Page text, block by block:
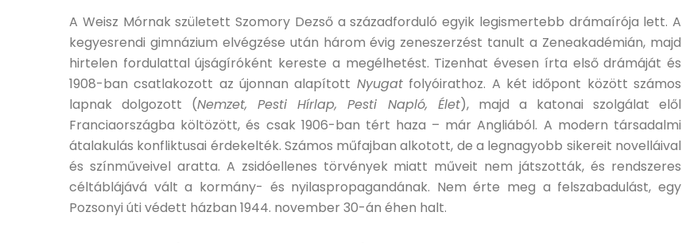
A Weisz Mórnak született Szomory Dezső a századforduló egyik legismertebb drámaírója lett. A
kegyesrendi gimnázium elvégzése után három évig zeneszerzést tanult a Zeneakadémián, majd
hirtelen fordulattal újságíróként kereste a megélhetést. Tizenhat évesen írta első drámáját és
1908-ban csatlakozott az újonnan alapított Nyugatfolyóirathoz. A két időpont között számos
lapnak dolgozott (Nemzet, Pesti Hírlap, Pesti Napló, Élet), majd a katonai szolgálat elől
Franciaországba költözött, és csak 1906-ban tért haza – már Angliából. A modern társadalmi
átalakulás konfliktusai érdekelték. Számos műfajban alkotott, de a legnagyobb sikereit novelláival
és színműveivel aratta. A zsidóellenes törvények miatt műveit nem játszották, és rendszeres
céltáblájává vált a kormány- és nyilaspropagandának. Nem érte meg a felszabadulást, egy
Pozsonyi úti védett házban 1944. november 30-án éhen halt.